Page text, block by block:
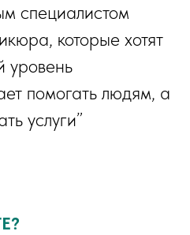
специалистом
которые хотят
уровень
помогать людям, а
услуги”